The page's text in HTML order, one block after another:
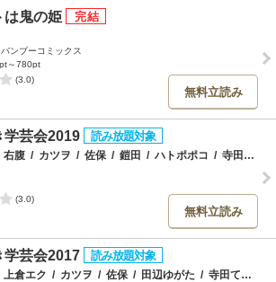
は鬼の姫
ンブーコミックス
～780pt
(3.0)
無料立読み
学芸会2019
右腹 / カツヲ / 佐保 / 鎧田 / ハトポポコ / 寺田てら
(3.0)
無料立読み
学芸会2017
上倉エク / カツヲ / 佐保 / 田辺ゆがた / 寺田てら